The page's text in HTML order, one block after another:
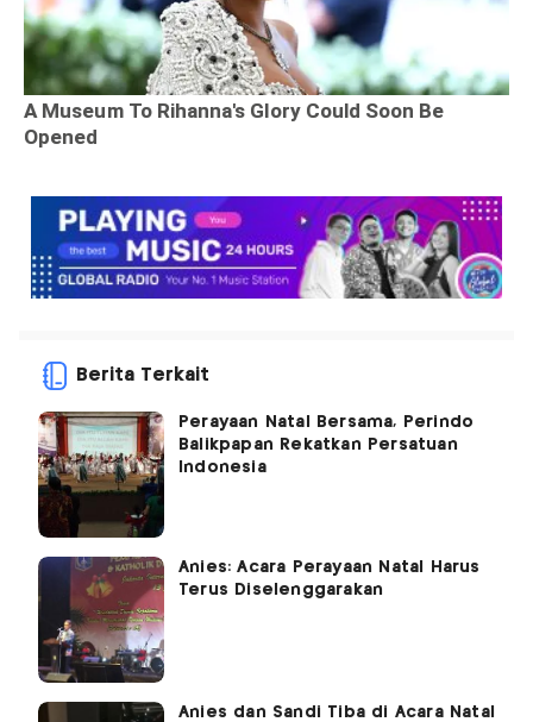
Berita Terkait
Perayaan Natal Bersama, Perindo
Balikpapan Rekatkan Persatuan
Indonesia
Anies: Acara Perayaan Natal Harus
Terus Diselenggarakan
Anies dan Sandi Tiba di Acara Natal